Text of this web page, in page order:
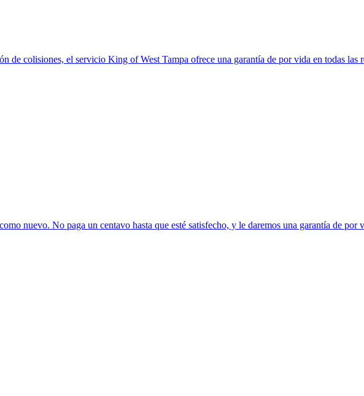
de colisiones, el servicio King of West Tampa ofrece una garantía de por vida en todas las
nuevo. No paga un centavo hasta que esté satisfecho, y le daremos una garantía de por